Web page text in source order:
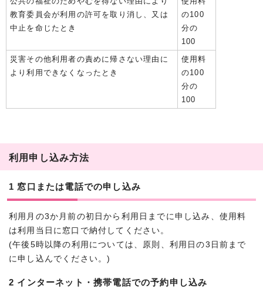
教育委員会が利用の許可を取り消し、又は
中止を命じたとき
の100
分の
100
災害その他利用者の責めに帰さない理由に
より利用できなくなったとき
使用料
の100
分の
100
利用申し込み方法
1 窓口または電話での申し込み
利用月の3か月前の初日から利用日までに申し込み、使用料
は利用当日に窓口で納付してください。
(午後5時以降の利用については、原則、利用日の3日前まで
に申し込んでください。)
2 インターネット・携帯電話での予約申し込み